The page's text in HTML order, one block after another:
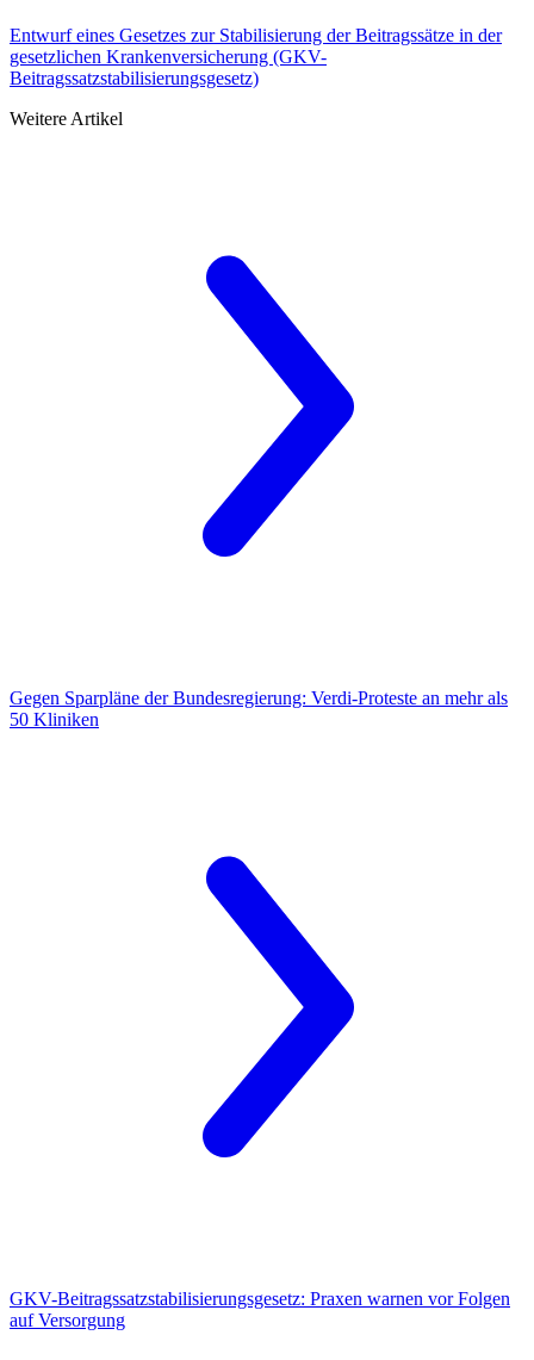
Entwurf eines Gesetzes zur Stabilisierung der Beitragssätze in der
gesetzlichen Krankenversicherung (GKV-
Beitragssatzstabilisierungsgesetz)
Weitere Artikel
Gegen Sparpläne der Bundesregierung: Verdi-Proteste an mehr als
50 Kliniken
GKV-Beitragssatzstabilisierungsgesetz: Praxen warnen vor Folgen
auf Versorgung